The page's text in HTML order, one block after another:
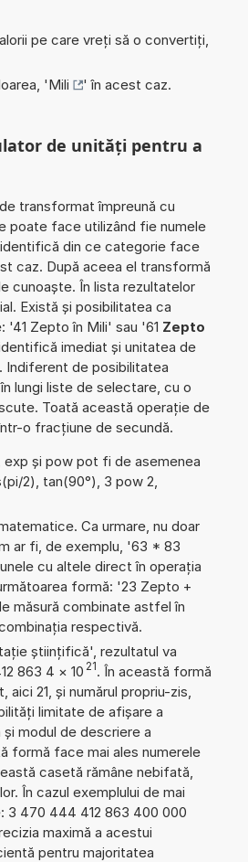
pe care vreți să o convertiți,
'Mili ' în acest caz.
de unități pentru a
transformat împreună cu
poate face utilizând fie numele
din ce categorie face
caz. După aceea el transformă
cunoaște. În lista rezultatelor
Există și posibilitatea ca
'41 Zepto în Mili' sau '61 Zepto
imediat și unitatea de
Indiferent de posibilitatea
lungi liste de selectare, cu o
Toată această operație de
o fracțiune de secundă.
și pow pot fi de asemenea
2), tan(90°), 3 pow 2,
Ca urmare, nu doar
ar fi, de exemplu, '63 * 83
cu altele direct în operația
formă: '23 Zepto +
măsură combinate astfel în
respectivă.
științifică', rezultatul va
863 4 × 10 21. În această formă
21, și numărul propriu-zis,
limitate de afișare a
modul de descriere a
formă face mai ales numerele
casetă rămâne nebifată,
În cazul exemplului de mai
3 470 444 412 863 400 000
maximă a acestui
pentru majoritatea